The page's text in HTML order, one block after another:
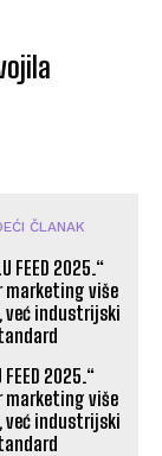
ČLANAK
FEED 2025.“
marketing više
već industrijski